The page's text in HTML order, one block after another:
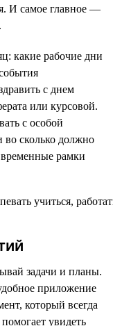
И самое главное —
.
какие рабочие дни
с днем
или курсовой.
с особой
во сколько должно
рамки
задачи и планы.
приложение
который всегда
увидеть